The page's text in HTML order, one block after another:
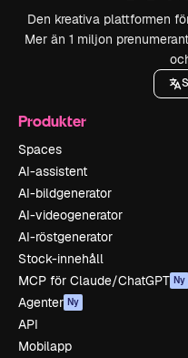
Den kreativa plattformen
Mer än 1 miljon
Produkter
Spaces
AI-assistent
AI-bildgenerator
AI-videogenerator
AI-röstgenerator
Stock-innehåll
MCP för Claude/ChatGPT Ny
Agenter Ny
API
Mobilapp